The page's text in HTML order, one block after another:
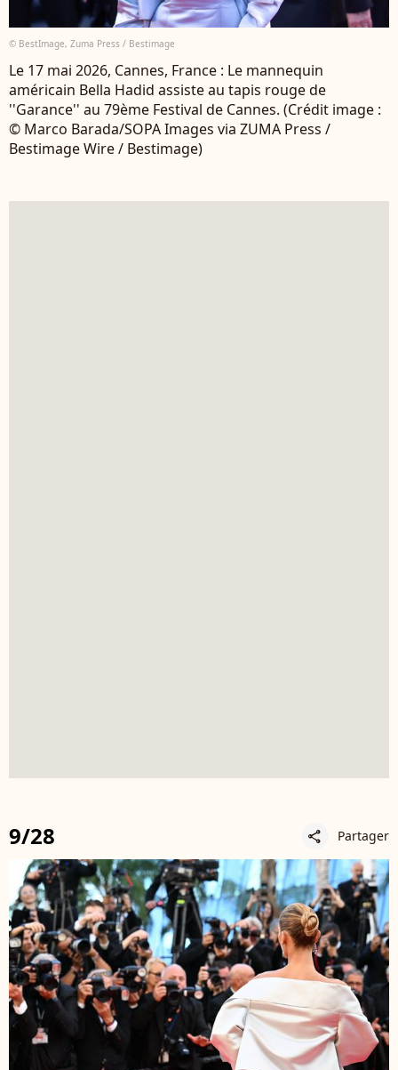
© BestImage, Zuma Press / Bestimage
Le 17 mai 2026, Cannes, France : Le mannequin
américain Bella Hadid assiste au tapis rouge de
''Garance'' au 79ème Festival de Cannes. (Crédit image :
© Marco Barada/SOPA Images via ZUMA Press /
Bestimage Wire / Bestimage)
9/28 share Partager